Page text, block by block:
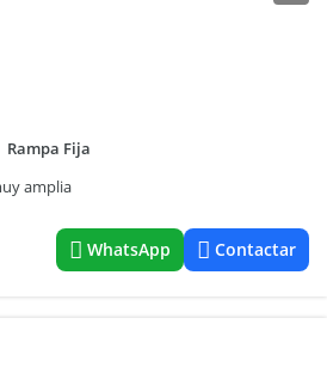
Rampa Fija
amplia
WhatsApp Contactar